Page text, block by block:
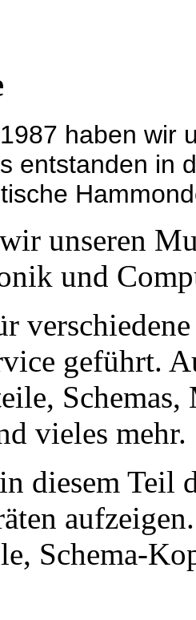
haben wir
entstanden in
unseren
und
geführt.
vieles mehr.
diesem Teil
Schema-